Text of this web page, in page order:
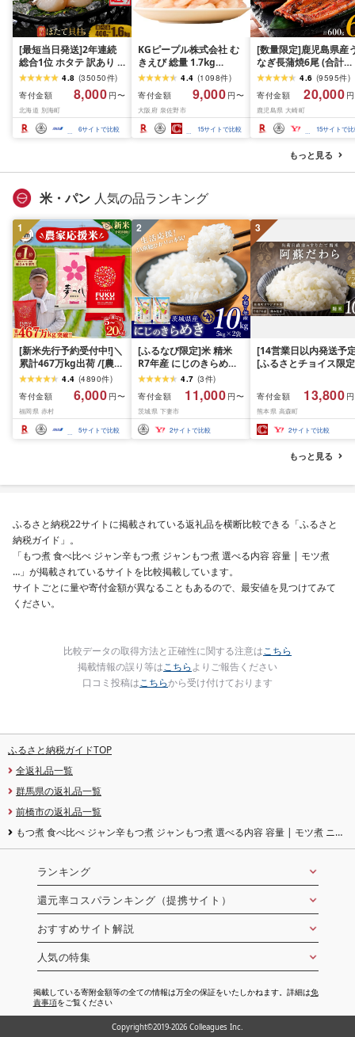
[最短当日発送]2年連続
総合1位 ホタテ 訳あり (
ふるさと納税 ほたて ふ
るさと納税 訳あり 帆立
ふるさと わけあり ホタ
テ貝柱 貝 人気 不揃い 刺
身 規格外 魚介 ランキン
グ 海鮮 冷凍 発送時期が
グ対象)
4.8 (35050件)
寄付金額
8,000 円〜
北海道 別海町
6サイトで比較
KGピープル株式会社 む
きえび 総量 1.7kg
(850g×2P) 特大 5Lサイ
ズ バナメイエビ バラ凍
結 下処理不要 サイズ不
揃い 訳あり
4.4 (1098件)
寄付金額
9,000 円〜
大阪府 泉佐野市
15サイトで比較
[数量限定]鹿児島県産
なぎ長蒲焼6尾 (合計
600g以上)4.6 (9595件)
寄付金額
20,000
鹿児島県 大崎町
15サイトで
もっと見る
米・パン 人気の品ランキング
1
[新米先行予約受付中!]＼
累計467万kg出荷 /[農家
応援米]訳あり 令和7年産
令和8年産ふくきらり 夢
つくし 5kg 10kg 15kg
20kg [選べる品種・内容
量・出荷時期]複数原料
米 白米 精米 国産 限定
4.4 (4890件)
寄付金額
6,000 円〜
福岡県 赤村
5サイトで比較
2
[ふるなび限定]米 精米
R7年産 にじのきらめき
10kg 10月 FN-Limited-
4.7 (3件)
寄付金額
11,000 円〜
茨城県 下妻市
2サイトで比較
3
[14営業日以内発送予
[ふるさとチョイス限定
だわら 熊本県 高森町
リジナル米 計
10kg(5kg×2袋)精米 お
米 米 5kg×2 10kg
寄付金額 13,800
熊本県 高森町
2サイトで比較
もっと見る
ふるさと納税22サイトに掲載されている返礼品を横断比較できる「ふるさと
納税ガイド」。
「もつ煮 食べ比べ ジャン辛もつ煮 ジャンもつ煮 選べる内容 容量 | モツ煮
…」が掲載されているサイトを比較掲載しています。
サイトごとに量や寄付金額が異なることもあるので、最安値を見つけてみて
ください。
比較データの取得方法と正確性に関する注意はこちら
掲載情報の誤り等はこちらよりご報告ください
口コミ投稿はこちらから受け付けております
ふるさと納税ガイドTOP
全返礼品一覧
群馬県の返礼品一覧
前橋市の返礼品一覧
もつ煮 食べ比べ ジャン辛もつ煮 ジャンもつ煮 選べる内容 容量 | モツ煮 ニン
ランキング
還元率コスパランキング（提携サイト）
おすすめサイト解説
人気の特集
掲載している寄附金額等の全ての情報は万全の保証をいたしかねます。詳細は免
責事項をご覧ください
Copyright©2019-2026 Colleagues Inc.